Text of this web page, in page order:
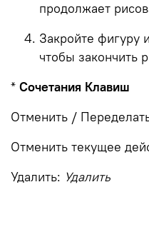
продолжает
Закройте фигуру
чтобы закончить
* Сочетания Клавиш
Отменить /
Отменить текущее
Удалить: Удалить